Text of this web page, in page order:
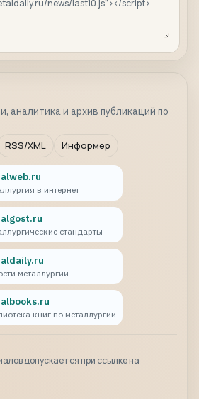
аналитика и архив публикаций по
RSS/XML Информер
в интернет
стандарты
металлургии
книг по металлургии
допускается при ссылке на